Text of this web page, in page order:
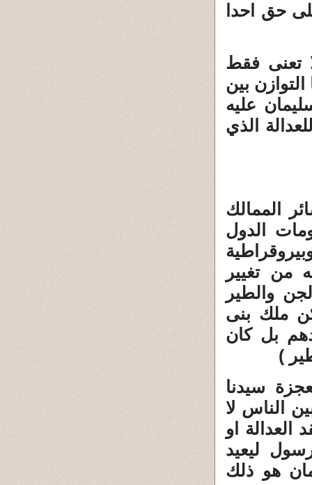
حق احدا
تعنى فقط
بين
عليه
الذي
الممالك
الدول
من تغيير
والطير
ملك بنى
بل كان
)
سيدنا
الناس لا
او
ليعيد
هو ذلك